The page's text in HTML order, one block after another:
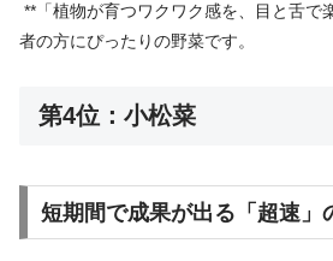
**「植物が育つワクワク感を、目と舌で
者の方にぴったりの野菜です。
第4位：小松菜
短期間で成果が出る「超速」